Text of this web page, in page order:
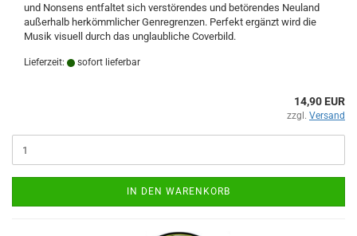
und Nonsens entfaltet sich verstörendes und betörendes Neuland
außerhalb herkömmlicher Genregrenzen. Perfekt ergänzt wird die
Musik visuell durch das unglaubliche Coverbild.
Lieferzeit: sofort lieferbar
14,90 EUR
zzgl. Versand
IN DEN WARENKORB